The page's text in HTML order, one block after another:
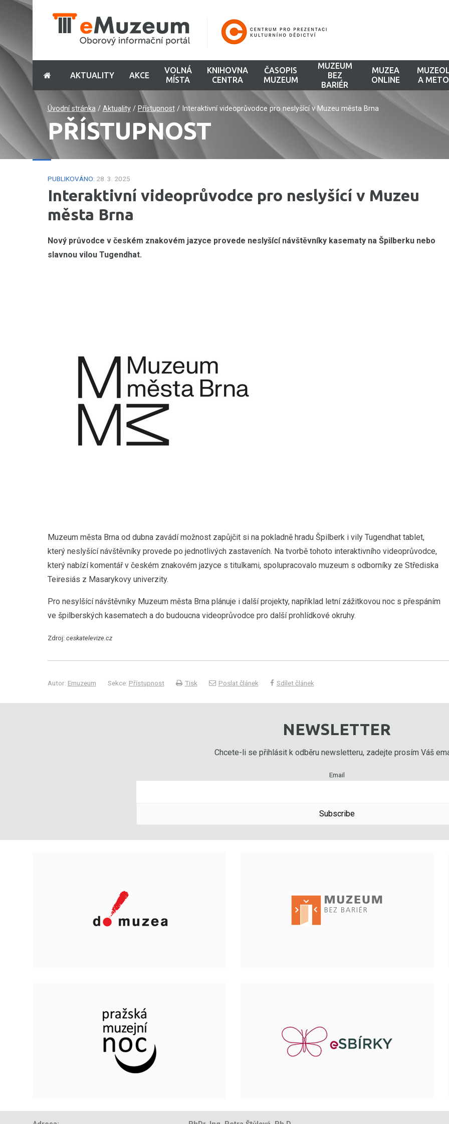
AKTUALITY AKCE
VOLNÁ
MÍSTA
KNIHOVNA
CENTRA
ČASOPIS
MUZEUM
MUZEUM
BEZ
BARIÉR
MUZEA
ONLINE
A
Úvodní stránka/ Aktuality/ Přístupnost/ Interaktivní videoprůvodce pro neslyšící v Muzeu města Brna
PŘÍSTUPNOST
PUBLIKOVÁNO: 28. 3. 2025
Interaktivní videoprůvodce pro neslyšící v Muzeu
města Brna
Nový průvodce v českém znakovém jazyce provede neslyšící návštěvníky kasematy na Špilberku nebo
slavnou vilou Tugendhat.
Muzeum města Brna od dubna zavádí možnost zapůjčit si na pokladně hradu Špilberk i vily Tugendhat tablet,
který neslyšící návštěvníky provede po jednotlivých zastaveních. Na tvorbě tohoto interaktivního videoprůvodce,
který nabízí komentář v českém znakovém jazyce s titulkami, spolupracovalo muzeum s odborníky ze Střediska
Teiresiás z Masarykovy univerzity.
Pro nesylšící návštěvníky Muzeum města Brna plánuje i další projekty, například letní zážitkovou noc s přespáním
ve špilberských kasematech a do budoucna videoprůvodce pro další prohlídkové okruhy.
Zdroj: ceskatelevize.cz
Autor: Emuzeum Sekce: Přístupnost Tisk Poslat článek Sdílet článek
NEWSLETTER
Chcete-li se přihlásit k odběru newsletteru, zadejte prosím Váš
Email
Subscribe